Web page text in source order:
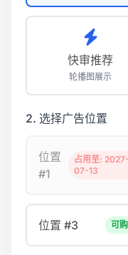
快审推荐
轮播图展示
2. 选择广告位置
位置
#1
占用至: 2027-
07-13
位置 #3 可